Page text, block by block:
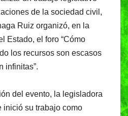
e
gr
a
m
t de la sociedad civil,
Ruiz organizó, en la
Estado, el foro “Cómo
los recursos son escasos
infinitas”.
del evento, la legisladora
inició su trabajo como